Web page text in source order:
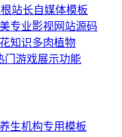
站长自媒体模板
专业影视网站源码
知识多肉植物
门游戏展示功能
生机构专用模板